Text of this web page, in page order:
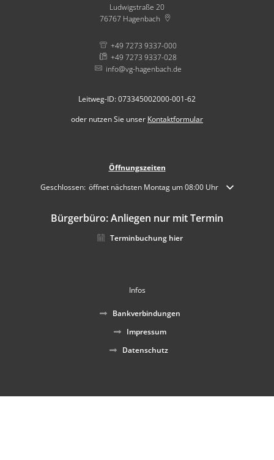
Ludwigstraße 20
76767 Hagenbach
+49 7273 9337-000
+49 7273 9337-028
info@vg-hagenbach.de
Leitweg-ID: 073345002000-001-62
oder nutzen Sie unser Kontaktformular
Öffnungszeiten
Klicken, um weitere Öffnungs- oder Schließzeiten auszublenden
Geschlossen: öffnet nächsten Montag um 08:00 Uhr
Bürgerbüro: Anliegen nur mit Termin
Terminbuchung hier
Infos
Bankverbindungen
Impressum
Datenschutz